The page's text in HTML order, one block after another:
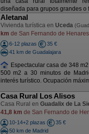
diseñada para grupos grandes o
Aletanal
Vivienda turística en Uceda
km de San Fernando de
6-12 plazas
35 €
41 km de Guadalajara
Espectacular casa de 348
500 m2 a 30 minutos de
interés turístico. Ocupación
Casa Rural Los Alisos
Casa Rural en Guadalix de La
41,8 km de San Fernando de
10-14+2 plazas
35 €
50 km de Madrid